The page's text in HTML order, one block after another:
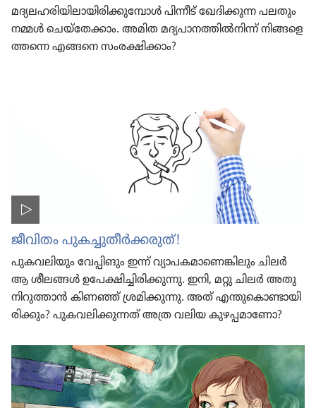
മദ്യല​ഹ​രി​യി​ലാ​യി​രി​ക്കു​മ്പോൾ പിന്നീട്‌ ഖേദി​ക്കുന്ന പലതും
നമ്മൾ ചെയ്‌തേ​ക്കാം. അമിത മദ്യപാ​ന​ത്തിൽനിന്ന്‌ നിങ്ങ​ളെ​
ത്തന്നെ എങ്ങനെ സംരക്ഷി​ക്കാം?
ജീവിതം പുകച്ചു​തീർക്ക​രുത്‌!
പുകവ​ലി​യും വേപ്പി​ങും ഇന്ന്‌ വ്യാപ​ക​മാ​ണെ​ങ്കി​ലും ചിലർ
ആ ശീലങ്ങൾ ഉപേക്ഷി​ച്ചി​രി​ക്കു​ന്നു. ഇനി, മറ്റു ചിലർ അതു
നിറു​ത്താൻ കിണഞ്ഞ്‌ ശ്രമി​ക്കു​ന്നു. അത്‌ എന്തു​കൊ​ണ്ടാ​യി​
രി​ക്കും? പുകവ​ലി​ക്കു​ന്നത്‌ അത്ര വലിയ കുഴപ്പ​മാ​ണോ?